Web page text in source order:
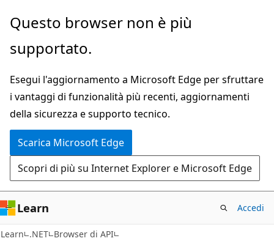
Ignora
passa
contenuto
principale
Passare
allo
spostamento
pagina
Questo browser non è più
supportato.
Esegui l'aggiornamento a Microsoft Edge per sfruttare
i vantaggi di funzionalità più recenti, aggiornamenti
della sicurezza e supporto tecnico.
Scarica Microsoft Edge
Scopri di più su Internet Explorer e Microsoft Edge
Learn Accedi
Learn .NET Browser di API